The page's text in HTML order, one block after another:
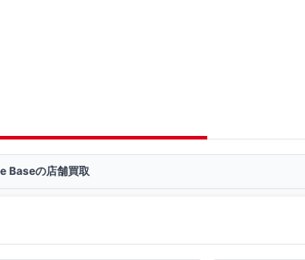
Baseの店舗買取